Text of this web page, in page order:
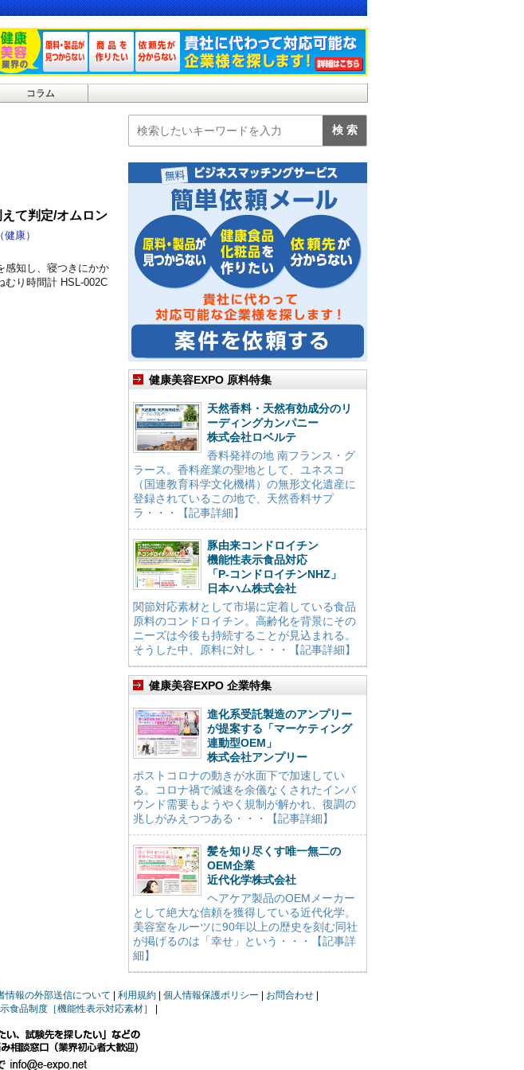
コラム
て判定/オムロン
康）
感知し、寝つきにかか
むり時間計 HSL-002C
健康美容EXPO 原料特集
天然香料・天然有効成分のリ
ーディングカンパニー
株式会社ロベルテ
香料発祥の地 南フランス・グ
ラース。香料産業の聖地として、ユネスコ
（国連教育科学文化機構）の無形文化遺産に
登録されているこの地で、天然香料サプ
ラ・・・【記事詳細】
豚由来コンドロイチン
機能性表示食品対応
「P-コンドロイチンNHZ」
日本ハム株式会社
関節対応素材として市場に定着している食品
原料のコンドロイチン。高齢化を背景にその
ニーズは今後も持続することが見込まれる。
そうした中、原料に対し・・・【記事詳細】
健康美容EXPO 企業特集
進化系受託製造のアンプリー
が提案する「マーケティング
連動型OEM」
株式会社アンプリー
ポストコロナの動きが水面下で加速してい
る。コロナ禍で減速を余儀なくされたインバ
ウンド需要もようやく規制が解かれ、復調の
兆しがみえつつある・・・【記事詳細】
髪を知り尽くす唯一無二の
OEM企業
近代化学株式会社
ヘアケア製品のOEMメーカー
として絶大な信頼を獲得している近代化学。
美容室をルーツに90年以上の歴史を刻む同社
が掲げるのは「幸せ」という・・・【記事詳
細】
情報の外部送信について 利用規約 個人情報保護ポリシー
お問合わせ
食品制度［機能性表示対応素材］